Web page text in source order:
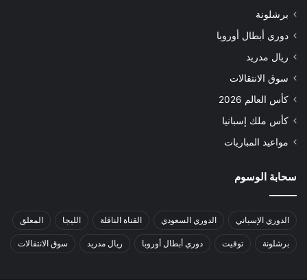
برشلونة
دوري أبطال أوروبا
ريال مدريد
سوق الانتقالات
كأس العالم 2026
كأس ملك إسبانيا
مواعيد المباريات
سحابة الوسوم
الدوري الإسباني الدوري السعودي القناة الناقلة الليجا المعلق
برشلونة توقيت دوري أبطال أوروبا ريال مدريد سوق الانتقالات